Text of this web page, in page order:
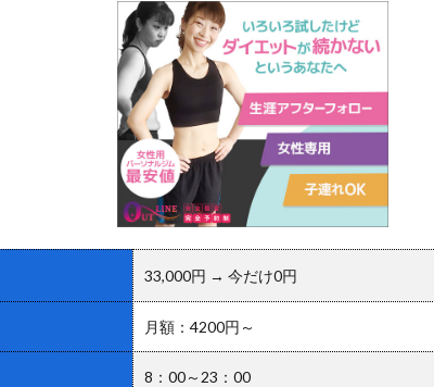
33,000円 → 今だけ0円
月額：4200円～
8：00～23：00